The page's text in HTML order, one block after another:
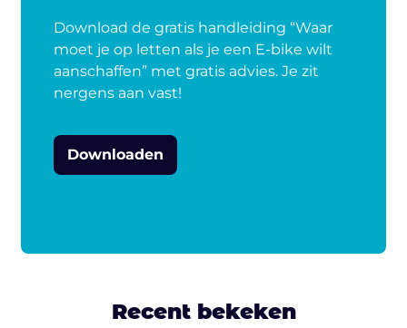
Download de gratis handleiding “Waar
moet je op letten als je een E-bike wilt
aanschaffen” met gratis advies. Je zit
nergens aan vast!
Downloaden
Recent bekeken